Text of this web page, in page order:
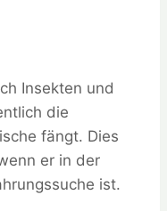
Insekten und
die
fängt. Dies
er in der
ist.